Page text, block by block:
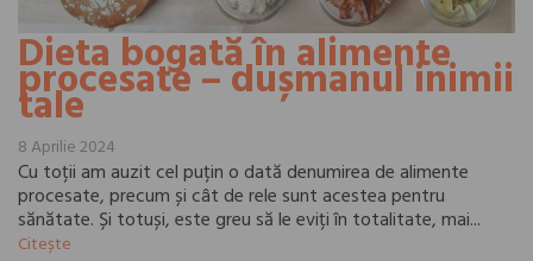
Dieta bogată în alimente
procesate – dușmanul inimii
tale
8 Aprilie 2024
Cu toții am auzit cel puțin o dată denumirea de alimente
procesate, precum și cât de rele sunt acestea pentru
sănătate. Și totuși, este greu să le eviți în totalitate, mai...
Citește